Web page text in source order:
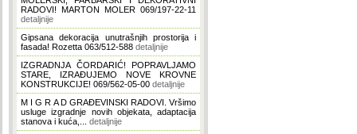
RADOVI! MARTON MOLER 069/197-22-11
detaljnije
Gipsana dekoracija unutrašnjih prostorija i
fasada! Rozetta 063/512-588 detaljnije
IZGRADNJA ČORDARIĆ! POPRAVLJAMO
STARE, IZRAĐUJEMO NOVE KROVNE
KONSTRUKCIJE! 069/562-05-00 detaljnije
M I G R A D GRAĐEVINSKI RADOVI. Vršimo
usluge izgradnje novih objekata, adaptacija
stanova i kuća,... detaljnije